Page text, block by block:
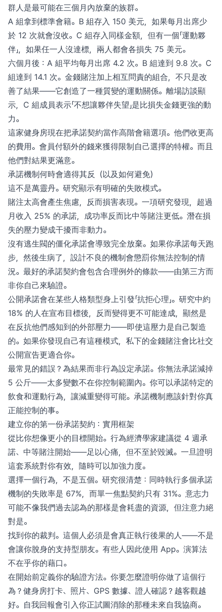
群人是最可能在三個月內放棄的族群。
A 組拿到標準會籍。B 組存入 150 美元，如果每月出席少
於 12 次就會沒收。C 組存入同樣金額，但有一個「運動夥
伴」，如果任一人沒達標，兩人都會各損失 75 美元。
六個月後：A 組平均每月出席 4.2 次。B 組達到 9.8 次。C
組達到 14.1 次。金錢賭注加上相互問責的組合，不只是改
善了結果——它創造了一種質變的運動關係。離場訪談顯
示，C 組成員表示「不想讓夥伴失望」是比損失金錢更強的動
力。
這家健身房現在把承諾契約當作高階會籍選項。他們收更高
的費用。會員付額外的錢來獲得限制自己選擇的特權。而且
他們對結果更滿意。
承諾機制何時會適得其反（以及如何避免）
這不是萬靈丹。研究顯示有明確的失敗模式。
賭注太高會產生焦慮，反而損害表現。一項研究發現，超過
月收入 25% 的承諾，成功率反而比中等賭注更低。潛在損
失的壓力變成干擾而非動力。
沒有逃生閥的僵化承諾會導致完全放棄。如果你承諾每天跑
步，然後生病了，設計不良的機制會懲罰你無法控制的情
況。最好的承諾契約會包含合理例外的條款——由第三方而
非你自己來驗證。
公開承諾會在某些人格類型身上引發「抗拒心理」。研究中約
18% 的人在宣布目標後，反而變得更不可能達成，顯然是
在反抗他們感知到的外部壓力——即使這壓力是自己製造
的。如果你發現自己有這種模式，私下的金錢賭注會比社交
公開宣告更適合你。
最常見的錯誤？為結果而非行為設定承諾。你無法承諾減掉
5 公斤——太多變數不在你控制範圍內。你可以承諾特定的
飲食和運動行為，讓減重變得可能。承諾機制應該針對你真
正能控制的事。
建立你的第一份承諾契約：實用框架
從比你想像更小的目標開始。行為經濟學家建議從 4 週承
諾、中等賭注開始——足以心痛，但不至於毀滅。一旦證明
這套系統對你有效，隨時可以加強力度。
選擇一個行為，不是五個。研究很清楚：同時執行多個承諾
機制的失敗率是 67%，而單一焦點契約只有 31%。意志力
可能不像我們過去認為的那樣是會耗盡的資源，但注意力絕
對是。
找到你的裁判。這個人必須是會真正執行後果的人——不是
會讓你脫身的支持型朋友。有些人因此使用 App。演算法
不在乎你的藉口。
在開始前定義你的驗證方法。你要怎麼證明你做了這個行
為？健身房打卡、照片、GPS 數據、證人確認？越客觀越
好。自我回報會引入你正試圖消除的那種未來自我協商。